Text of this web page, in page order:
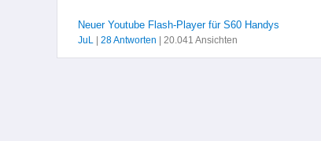
Neuer Youtube Flash-Player für S60 Handys
JuL 28 Antworten | 20.041 Ansichten